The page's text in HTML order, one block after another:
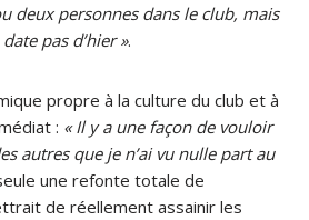
deux personnes dans le club, mais
pas d’hier ».
propre à la culture du club et à
: « Il y a une façon de vouloir
autres que je n’ai vu nulle part au
une refonte totale de
de réellement assainir les